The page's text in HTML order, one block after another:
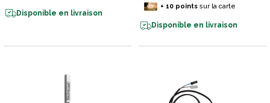
Disponible en livraison
+ 10pointssur la carte
Disponible en livraison